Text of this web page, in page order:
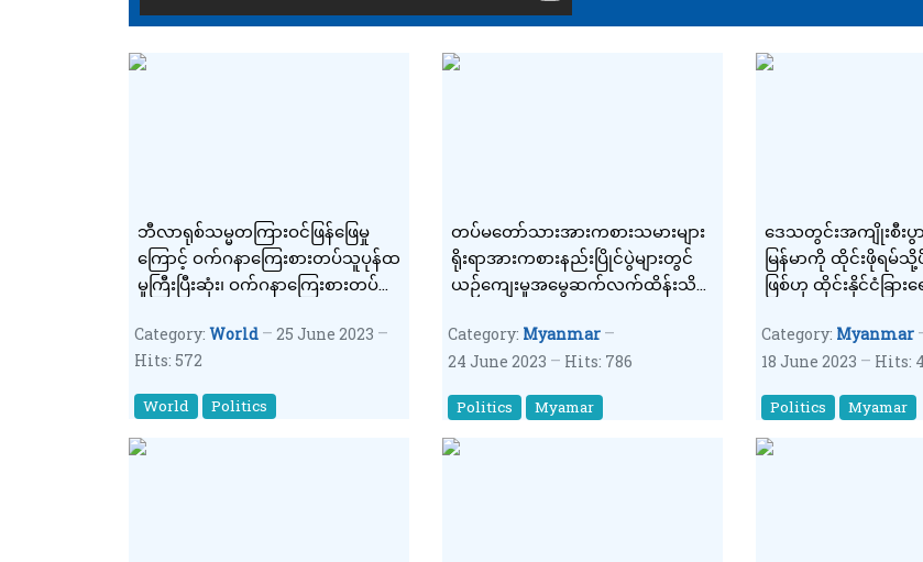
ဘီလာရုစ်သမ္မတကြားဝင်ဖြန်ဖြေမှု
ကြောင့် ဝက်ဂနာကြေးစားတပ်သူပုန်ထ
မှုကြီးပြီးဆုံး၊ ဝက်ဂနာကြေးစားတပ်
စ်တွင်နေထိုင်မည်
Category: World
25 June 2023
Hits: 572
World Politics
တပ်မတော်သားအားကစားသမားများ
ရိုးရာအားကစားနည်းပြိုင်ပွဲများတွင်
ယဉ်ကျေးမှုအမွေဆက်လက်ထိန်းသိမ်း
ဗိုလ်ချူပ်မှူးကြီးမင်းအောင်လှိုင်ပြော
ကြား
Category: Myanmar
24 June 2023
Hits: 786
Politics Myamar
ဒေသတွင်းအကျိုးစီး
မြန်မာကို ထိုင်းဖိုရမ်သို့
ဖြစ်ဟု ထိုင်းနိုင်ငံခြားရ
Category: Myanmar
18 June 2023
Hits:
Politics Myamar